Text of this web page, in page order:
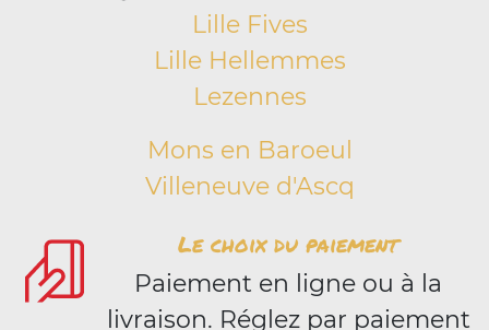
Lille Fives
Lille Hellemmes
Lezennes
Mons en Baroeul
Villeneuve d'Ascq
Le choix du paiement
Paiement en ligne ou à la
livraison. Réglez par paiement